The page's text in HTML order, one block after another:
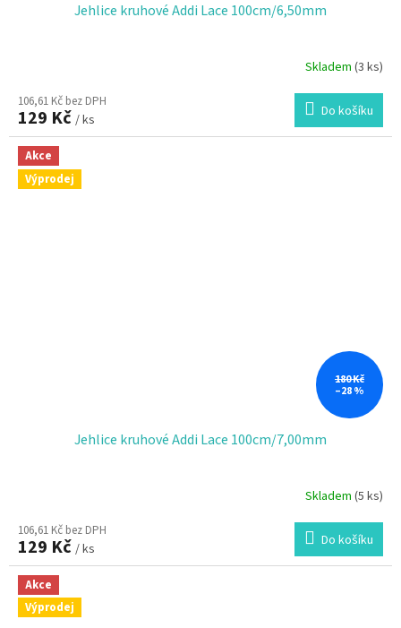
Jehlice kruhové Addi Lace 100cm/6,50mm
Skladem (3 ks)
106,61 Kč bez DPH
129 Kč / ks Do košíku
Akce
Výprodej
180 Kč
–28 %
Jehlice kruhové Addi Lace 100cm/7,00mm
Skladem (5 ks)
106,61 Kč bez DPH
129 Kč / ks Do košíku
Akce
Výprodej